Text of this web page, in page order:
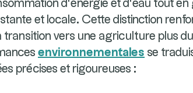
d’énergie et d’eau tout
et locale. Cette distinction
transition vers une agriculture plus
environnementales se
précises et rigoureuses :